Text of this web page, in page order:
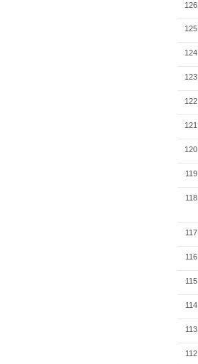
126
125
124
123
122
121
120
119
118
117
116
115
114
113
112